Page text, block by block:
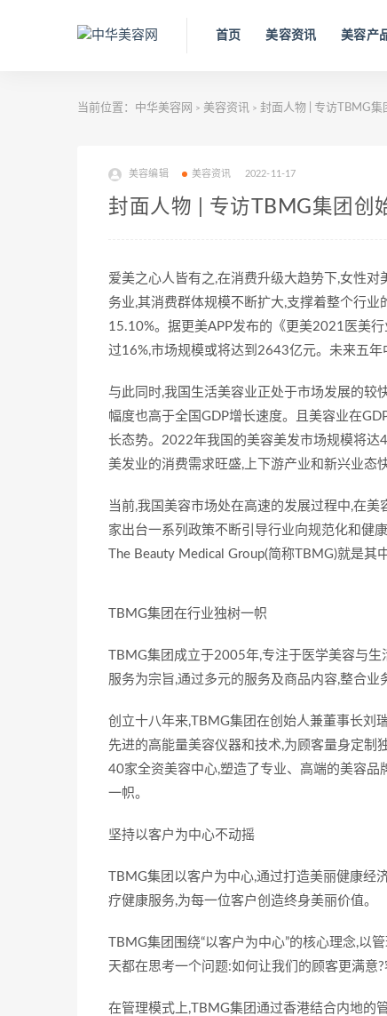
首页 美容资讯 美容产
当前位置： 中华美容网 > 美容资讯 > 封面人物 | 专访TBMG
美容编辑 美容资讯 2022-11-17
封面人物 | 专访TBMG集团创
爱美之心人皆有之,在消费升级大趋势下,女性对
务业,其消费群体规模不断扩大,支撑着整个行
15.10%。据更美APP发布的《更美2021医美
过16%,市场规模或将达到2643亿元。未来五年
与此同时,我国生活美容业正处于市场发展的较
幅度也高于全国GDP增长速度。且美容业在
长态势。2022年我国的美容美发市场规模将达
美发业的消费需求旺盛,上下游产业和新兴业态
当前,我国美容市场处在高速的发展过程中,在
家出台一系列政策不断引导行业向规范化和健
The Beauty Medical Group(简称TBMG)就是其
TBMG集团在行业独树一帜
TBMG集团成立于2005年,专注于医学美容与
服务为宗旨,通过多元的服务及商品内容,整合业
创立十八年来,TBMG集团在创始人兼董事长刘
先进的高能量美容仪器和技术,为顾客量身定制
40家全资美容中心,塑造了专业、高端的美容
一帜。
坚持以客户为中心不动摇
TBMG集团以客户为中心,通过打造美丽健康
疗健康服务,为每一位客户创造终身美丽价值。
TBMG集团围绕“以客户为中心”的核心理念,
天都在思考一个问题:如何让我们的顾客更满意
在管理模式上,TBMG集团通过香港结合内地的